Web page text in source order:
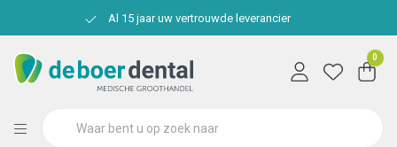
Al 15 jaar uw vertrouwde leverancier
0